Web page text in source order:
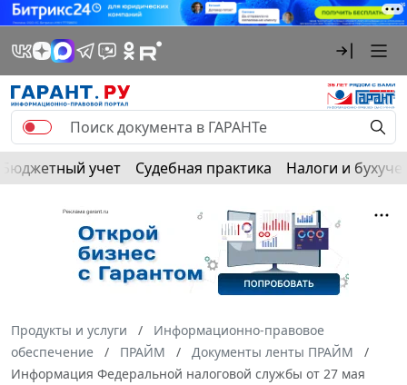
Бюджетный учет Судебная практика Налоги и
Продукты и услуги
Информационно-правовое
обеспечение
ПРАЙМ
Документы ленты ПРАЙМ
Информация Федеральной налоговой службы от 27 мая